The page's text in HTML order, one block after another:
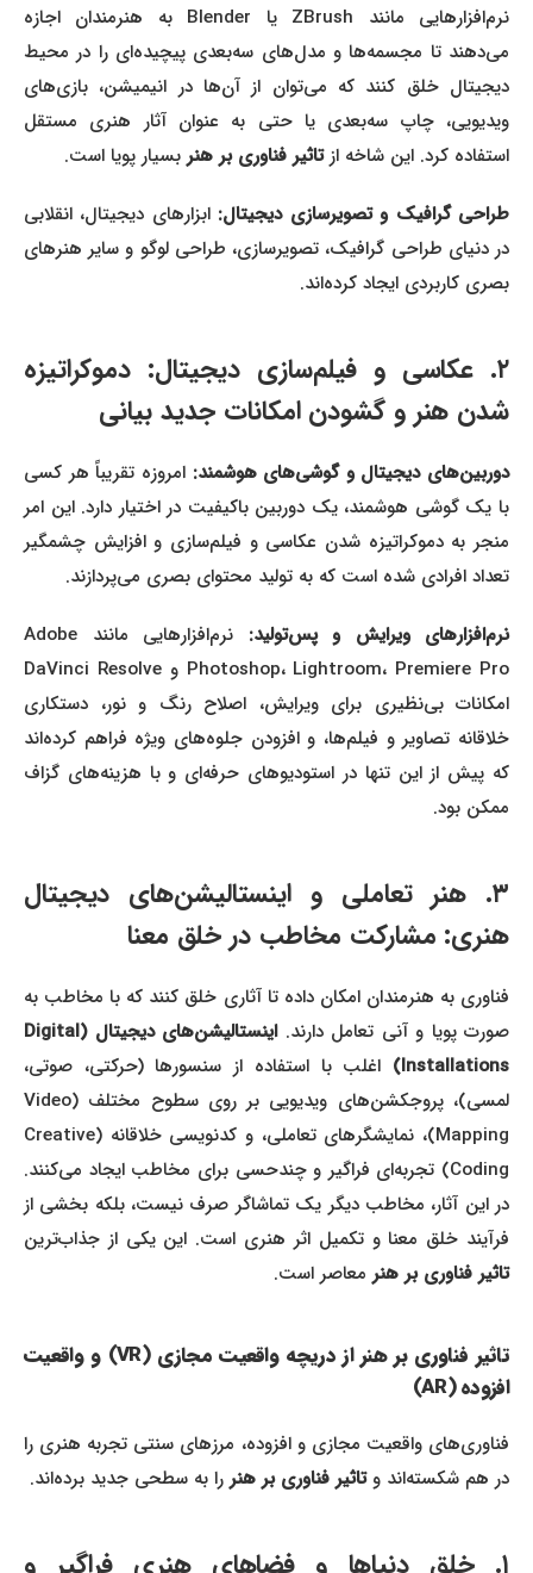
نرم‌افزارهایی مانند ZBrush یا Blender به هنرمندان اجازه
می‌دهند تا مجسمه‌ها و مدل‌های سه‌بعدی پیچیده‌ای را در محیط
دیجیتال خلق کنند که می‌توان از آن‌ها در انیمیشن، بازی‌های
ویدیویی، چاپ سه‌بعدی یا حتی به عنوان آثار هنری مستقل
استفاده کرد. این شاخه ازتاثیر فناوری بر هنربسیار پویا است.
طراحی گرافیک و تصویرسازی دیجیتال:ابزارهای دیجیتال، انقلابی
در دنیای طراحی گرافیک، تصویرسازی، طراحی لوگو و سایر هنرهای
بصری کاربردی ایجاد کرده‌اند.
۲. عکاسی و فیلم‌سازی دیجیتال: دموکراتیزه
شدن هنر و گشودن امکانات جدید بیانی
دوربین‌های دیجیتال و گوشی‌های هوشمند:امروزه تقریباً هر کسی
با یک گوشی هوشمند، یک دوربین باکیفیت در اختیار دارد. این امر
منجر به دموکراتیزه شدن عکاسی و فیلم‌سازی و افزایش چشمگیر
تعداد افرادی شده است که به تولید محتوای بصری می‌پردازند.
نرم‌افزارهای ویرایش و پس‌تولید:
نرم‌افزارهایی مانند Adobe
Photoshop، Lightroom، Premiere Pro و DaVinci Resolve
امکانات بی‌نظیری برای ویرایش، اصلاح رنگ و نور، دستکاری
خلاقانه تصاویر و فیلم‌ها، و افزودن جلوه‌های ویژه فراهم کرده‌اند
که پیش از این تنها در استودیوهای حرفه‌ای و با هزینه‌های گزاف
ممکن بود.
۳. هنر تعاملی و اینستالیشن‌های دیجیتال
هنری: مشارکت مخاطب در خلق معنا
فناوری به هنرمندان امکان داده تا آثاری خلق کنند که با مخاطب به
صورت پویا و آنی تعامل دارند.
اینستالیشن‌های دیجیتال (Digital
Installations) اغلب با استفاده از سنسورها (حرکتی، صوتی،
لمسی)، پروجکشن‌های ویدیویی بر روی سطوح مختلف (Video
Mapping)، نمایشگرهای تعاملی، و کدنویسی خلاقانه (Creative
Coding) تجربه‌ای فراگیر و چندحسی برای مخاطب ایجاد می‌کنند.
در این آثار، مخاطب دیگر یک تماشاگر صرف نیست، بلکه بخشی از
فرآیند خلق معنا و تکمیل اثر هنری است. این یکی از جذاب‌ترین
تاثیر فناوری بر هنرمعاصر است.
تاثیر فناوری بر هنر از دریچه واقعیت مجازی (VR) و واقعیت
افزوده (AR)
فناوری‌های واقعیت مجازی و افزوده، مرزهای سنتی تجربه هنری را
در هم شکسته‌اند وتاثیر فناوری بر هنررا به سطحی جدید برده‌اند.
۱. خلق دنیاها و فضاهای هنری فراگیر و